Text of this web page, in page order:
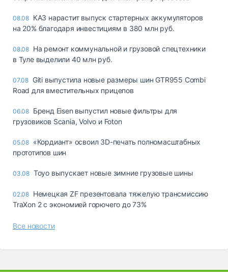
08.08 КАЗ нарастит выпуск стартерных аккумуляторов
на 20% благодаря инвестициям в 380 млн руб.
08.08 На ремонт коммунальной и грузовой спецтехники
в Туле выделили 40 млн руб.
07.08 Giti выпустила новые размеры шин GTR955 Combi
Road для вместительных прицепов
06.08 Бренд Eisen выпустил новые фильтры для
грузовиков Scania, Volvo и Foton
05.08 «Кордиант» освоил 3D-печать полномасштабных
прототипов шин
03.08 Toyo выпускает новые зимние грузовые шины
02.08 Немецкая ZF презентовала тяжелую трансмиссию
TraXon 2 с экономией горючего до 73%
Все новости